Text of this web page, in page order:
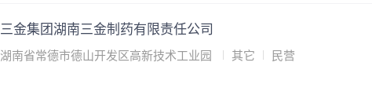
三金集团湖南三金制药有限责任公司
湖南省常德市德山开发区高新技术工业园 其它 民营